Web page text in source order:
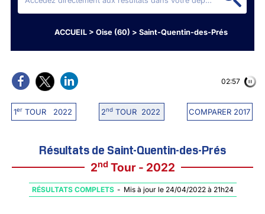
ACCUEIL> Oise (60) > Saint-Quentin-des-Prés
1erTOUR 2022 2ndTOUR 2022 COMPARER 2017
02:56
Résultats de Saint-Quentin-des-Prés
2ndTour - 2022
RÉSULTATS COMPLETS - Mis à jour le 24/04/2022 à 21h24